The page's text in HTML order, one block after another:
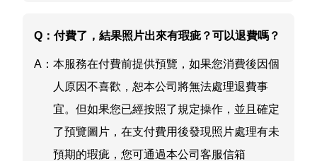
Q： 付費了，結果照片出來有瑕疵？可以退費嗎？
A： 本服務在付費前提供預覽，如果您消費後因個
人原因不喜歡，恕本公司將無法處理退費事
宜。但如果您已經按照了規定操作，並且確定
了預覽圖片，在支付費用後發現照片處理有未
預期的瑕疵，您可通過本公司客服信箱